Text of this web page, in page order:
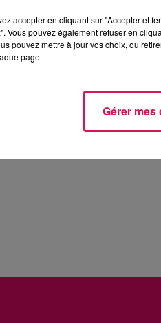
accepter en cliquant sur "Accepter et
Vous pouvez également refuser en
pouvez mettre à jour vos choix, ou
page.
Gérer mes